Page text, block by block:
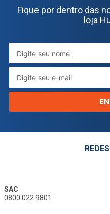
Fique por dentro das
loja
SAC
0800 022 9801